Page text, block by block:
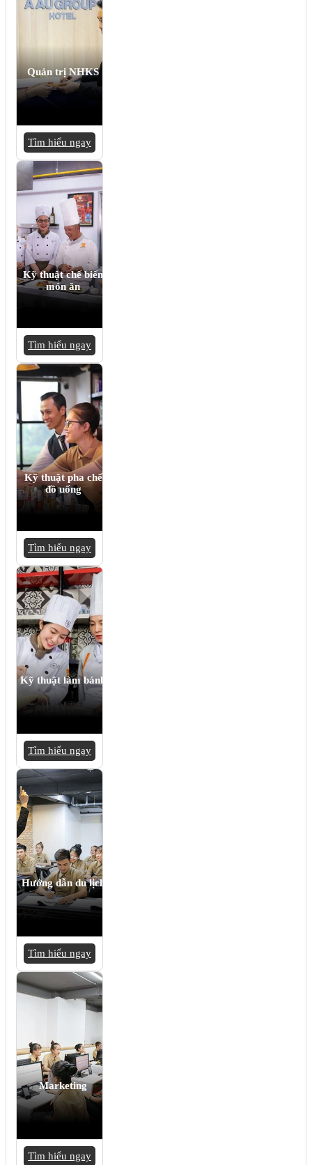
Quản trị NHKS
Tìm hiểu ngay
Kỹ thuật chế biến
món ăn
Tìm hiểu ngay
Kỹ thuật pha chế
đồ uống
Tìm hiểu ngay
Kỹ thuật làm bánh
Tìm hiểu ngay
Hướng dẫn du lịch
Tìm hiểu ngay
Marketing
Tìm hiểu ngay